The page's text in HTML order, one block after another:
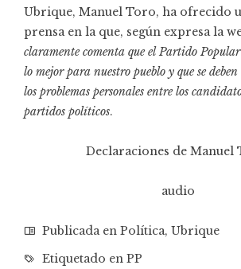
Ubrique, Manuel Toro, ha ofrecido
prensa en la que, según expresa la
claramente comenta que el Partido Popular
lo mejor para nuestro pueblo y que se
los problemas personales entre los
partidos políticos.
Declaraciones de Manuel
audio
Publicada en Política, Ubrique
Etiquetado en PP